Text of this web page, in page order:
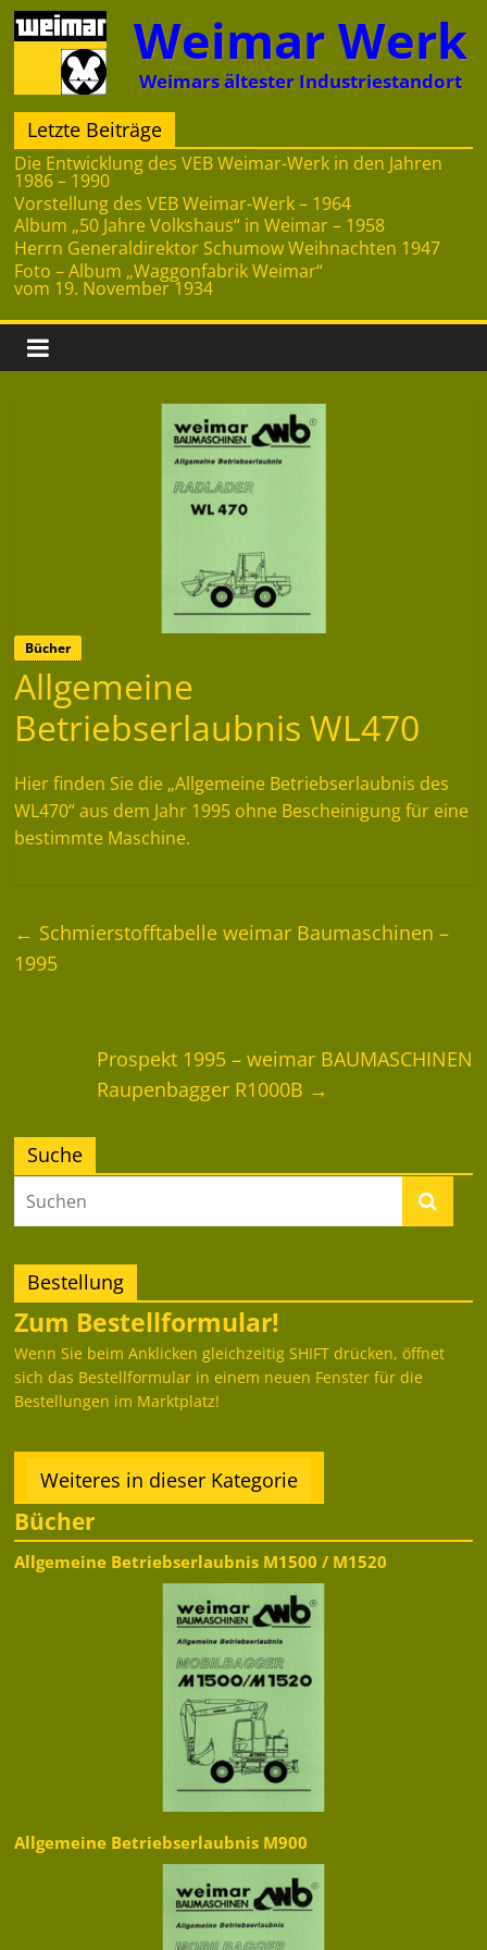
Zum
Inhalt
springen
Weimar Werk
Weimars ältester Industriestandort
Letzte Beiträge
Die Entwicklung des VEB Weimar-Werk in den Jahren
1986 – 1990
Vorstellung des VEB Weimar-Werk – 1964
Album „50 Jahre Volkshaus“ in Weimar – 1958
Herrn Generaldirektor Schumow Weihnachten 1947
Foto – Album „Waggonfabrik Weimar“
vom 19. November 1934
Bücher
Allgemeine
Betriebserlaubnis WL470
Hier finden Sie die „Allgemeine Betriebserlaubnis des
WL470“ aus dem Jahr 1995 ohne Bescheinigung für eine
bestimmte Maschine.
← Schmierstofftabelle weimar Baumaschinen –
1995
Prospekt 1995 – weimar BAUMASCHINEN
Raupenbagger R1000B →
Suche
Bestellung
Zum Bestellformular!
Wenn Sie beim Anklicken gleichzeitig SHIFT drücken, öffnet
sich das Bestellformular in einem neuen Fenster für die
Bestellungen im Marktplatz!
Weiteres in dieser Kategorie
Bücher
Allgemeine Betriebserlaubnis M1500 / M1520
Allgemeine Betriebserlaubnis M900